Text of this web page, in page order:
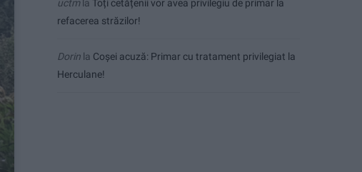
uctmla Toți cetățenii vor avea privilegiu de primar la
refacerea străzilor!
Dorin la Coșei acuză: Primar cu tratament privilegiat la
Herculane!